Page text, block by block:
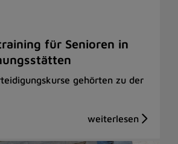
für Senioren in
gehörten zu der